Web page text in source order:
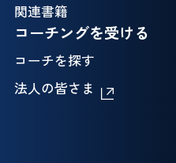
関連書籍
コーチングを受ける
コーチを探す
法人の皆さま